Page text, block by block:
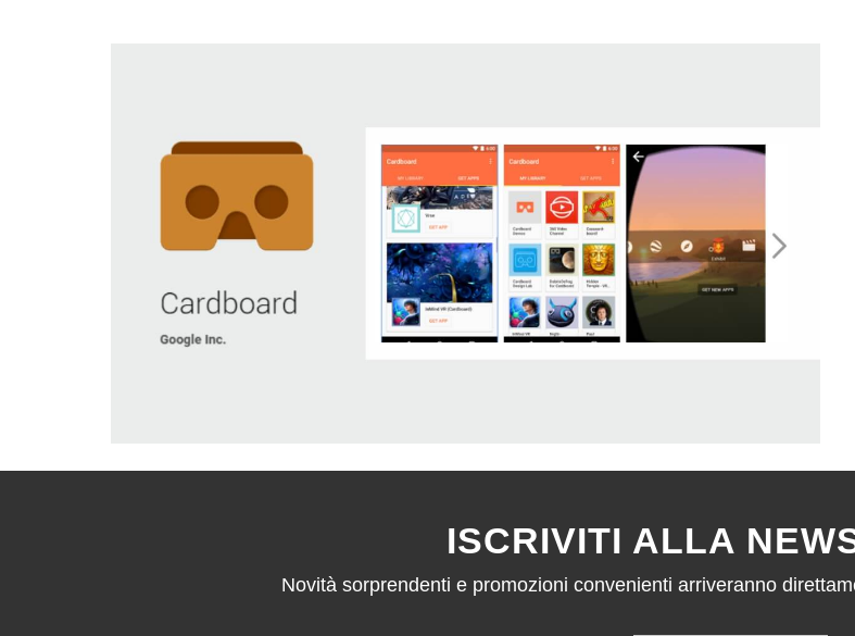
ISCRIVITI ALLA
Novità sorprendenti e promozioni convenienti arriveranno